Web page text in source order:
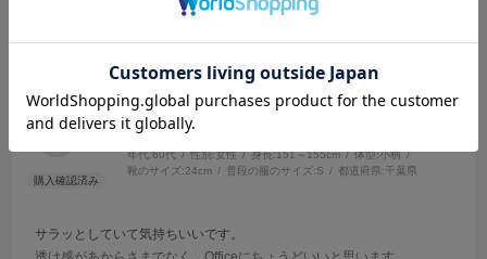
品のいいシアー素材
サイズ：F カラー：IVORY
momoママ
年代:60代 性別:女性 身長:151～155cm 体型:小柄
靴のサイズ:24cm 普段の服のサイズ:S 都道府県:千葉県
サラッとしていて気持ちいいです。